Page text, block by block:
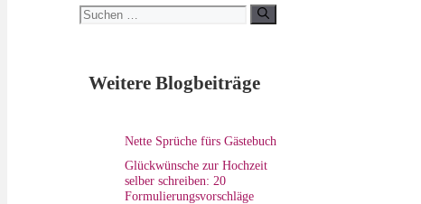
Suchen
nach:
Weitere Blogbeiträge
Nette Sprüche fürs Gästebuch
Glückwünsche zur Hochzeit
selber schreiben: 20
Formulierungsvorschläge